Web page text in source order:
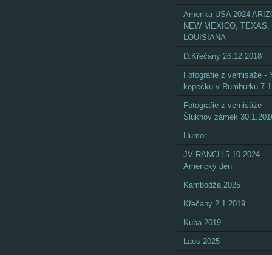
Amerika USA 2024
NEW MEXICO, TEXAS,
LOUISIANA
D.Křečany 26.12.2018
Fotografie z vernisáže -
kopečku v Rumburku
Fotografie z vernisáže -
Šluknov zámek
Humor
JV RANCH 5.10.2024
Americký den
Kambodža 2025
Křečany 2.1.2019
Kuba 2019
Laos 2025